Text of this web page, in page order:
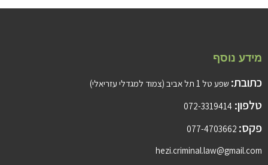
מידע נוסף
כתובת: שפע טל 1 תל אביב (צמוד למגדלי עזריאלי)
טלפון: 072-3319414
פקס:
hezi.criminal.law@gmail.com